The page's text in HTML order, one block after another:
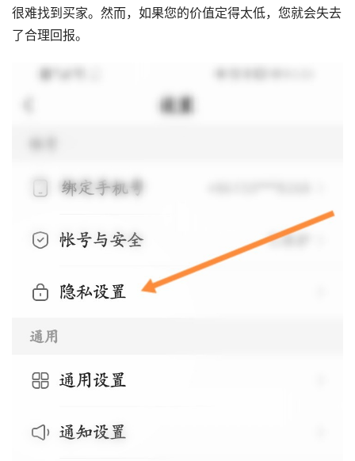
很难找到买家。然而，如果您的价值定得太低，您就会失去
了合理回报。